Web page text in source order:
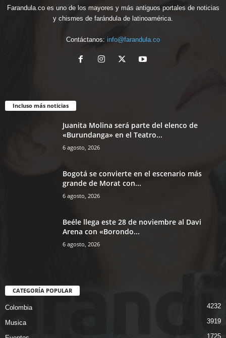
Farandula.co es uno de los mayores y más antiguos portales de noticias
y chismes de farándula de latinoamérica.
Contáctanos: info@farandula.co
Incluso más noticias
Juanita Molina será parte del elenco de
«Burundanga» en el Teatro...
6 agosto, 2026
Bogotá se convierte en el escenario más
grande de Morat con...
6 agosto, 2026
Beéle llega este 28 de noviembre al Davi
Arena con «Borondo...
6 agosto, 2026
CATEGORÍA POPULAR
Colombia 4232
Musica 3919
1725